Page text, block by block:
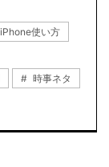
iPhone使い方
時事ネタ